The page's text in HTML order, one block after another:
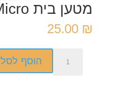
מטען בית Micro קלגסי\LG
25.00 ₪
הוסף לסל